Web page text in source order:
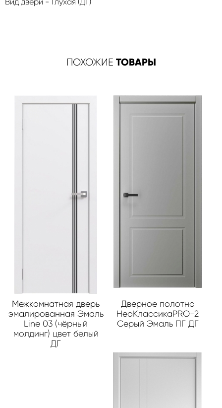
ПОХОЖИЕ ТОВАРЫ
Межкомнатная дверь
эмалированная Эмаль
Line 03 (чёрный
молдинг) цвет белый
ДГ
Дверное полотно
НеоКлассикаPRO-2
Серый Эмаль ПГ ДГ